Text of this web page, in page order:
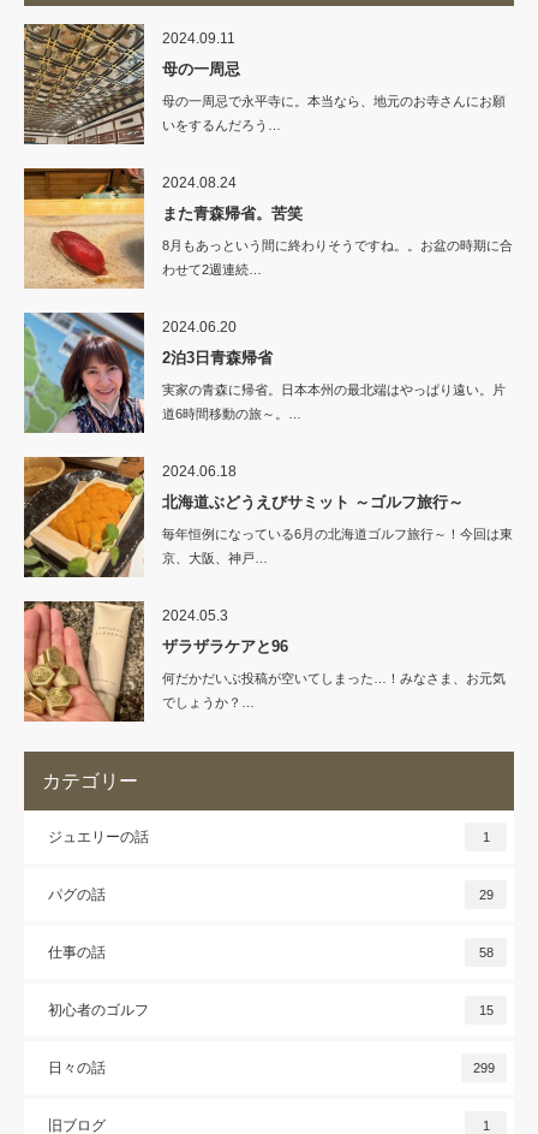
2024.09.11
母の一周忌
母の一周忌で永平寺に。本当なら、地元のお寺さんにお願
いをするんだろう…
2024.08.24
また青森帰省。苦笑
8月もあっという間に終わりそうですね。。お盆の時期に合
わせて2週連続…
2024.06.20
2泊3日青森帰省
実家の青森に帰省。日本本州の最北端はやっぱり遠い。片
道6時間移動の旅～。…
2024.06.18
北海道ぶどうえびサミット ～ゴルフ旅行～
毎年恒例になっている6月の北海道ゴルフ旅行～！今回は東
京、大阪、神戸…
2024.05.3
ザラザラケアと96
何だかだいぶ投稿が空いてしまった…！みなさま、お元気
でしょうか？…
カテゴリー
ジュエリーの話 1
パグの話 29
仕事の話 58
初心者のゴルフ 15
日々の話 299
旧ブログ 1